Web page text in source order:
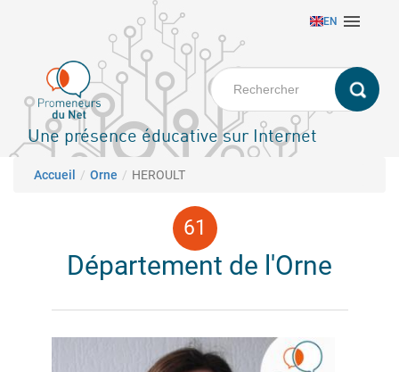
principal
EN 
Une présence éducative sur Internet
Fil d'Ariane
Accueil Orne HEROULT
Département de l'Orne